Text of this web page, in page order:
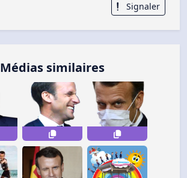
Signaler
Médias similaires